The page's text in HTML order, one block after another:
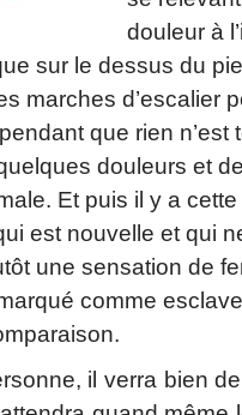
douleur à
sur le dessus du
marches d’escalier
que rien
douleurs et
Et puis il y a
est nouvelle et qui
une sensation de
comme
il verra bien